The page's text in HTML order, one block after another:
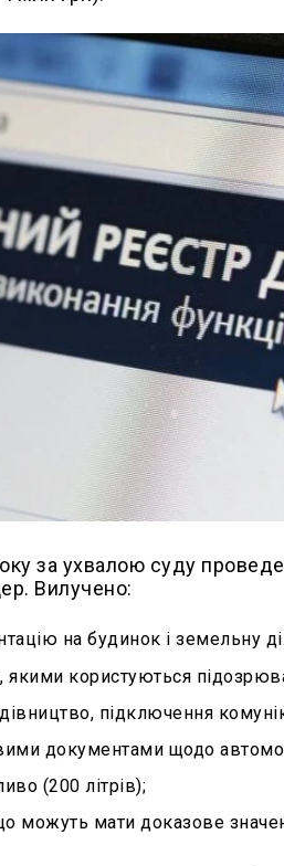
за ухвалою суду
Вилучено:
на будинок і земельну
якими користуються
підключення
документами щодо
(200 літрів);
можуть мати доказове